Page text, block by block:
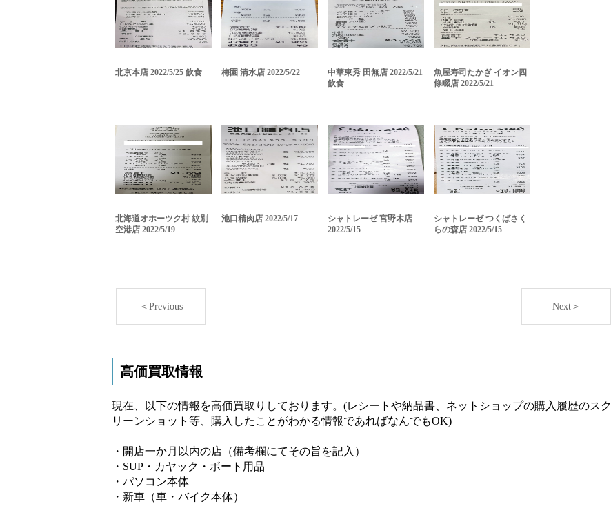
北京本店 2022/5/25 飲食 梅園 清水店 2022/5/22
中華東秀 田無店 2022/5/21
飲食
魚屋寿司たかぎ イオン四
條畷店 2022/5/21
北海道オホーツク村 紋別
空港店 2022/5/19
池口精肉店 2022/5/17
シャトレーゼ 宮野木店
2022/5/15
シャトレーゼ つくばさく
らの森店 2022/5/15
＜Previous Next＞
高価買取情報
現在、以下の情報を高価買取りしております。(レシートや納品書、ネットショップの購入履歴のスク
リーンショット等、購入したことがわかる情報であればなんでもOK)
・開店一か月以内の店（備考欄にてその旨を記入）
・SUP・カヤック・ボート用品
・パソコン本体
・新車（車・バイク本体）